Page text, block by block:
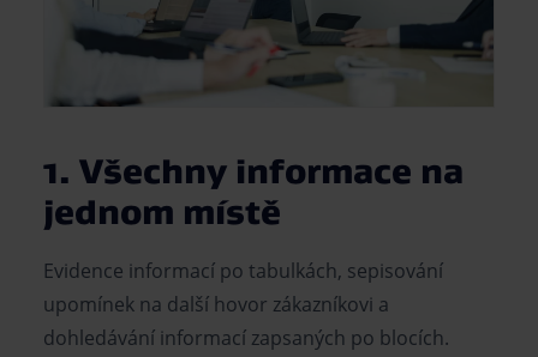
1. Všechny informace na
jednom místě
Evidence informací po tabulkách, sepisování
upomínek na další hovor zákazníkovi a
dohledávání informací zapsaných po blocích.